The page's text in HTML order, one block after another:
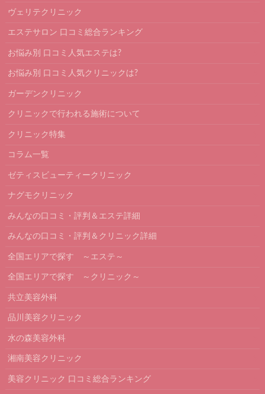
ヴェリテクリニック
エステサロン 口コミ総合ランキング
お悩み別 口コミ人気エステは?
お悩み別 口コミ人気クリニックは?
ガーデンクリニック
クリニックで行われる施術について
クリニック特集
コラム一覧
ゼティスビューティークリニック
ナグモクリニック
みんなの口コミ・評判＆エステ詳細
みんなの口コミ・評判＆クリニック詳細
全国エリアで探す ～エステ～
全国エリアで探す ～クリニック～
共立美容外科
品川美容クリニック
水の森美容外科
湘南美容クリニック
美容クリニック 口コミ総合ランキング